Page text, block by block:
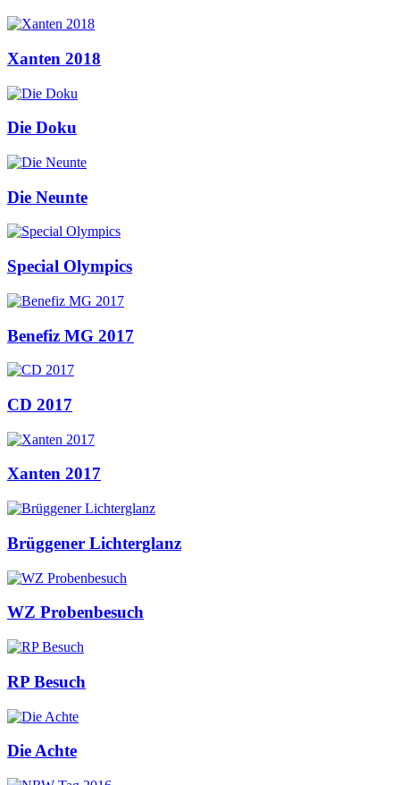
Xanten 2018
Die Doku
Die Neunte
Special Olympics
Benefiz MG 2017
CD 2017
Xanten 2017
Brüggener Lichterglanz
WZ Probenbesuch
RP Besuch
Die Achte